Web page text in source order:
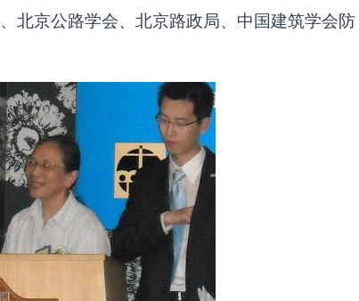
北京公路学会、北京路政局、中国建筑学会防